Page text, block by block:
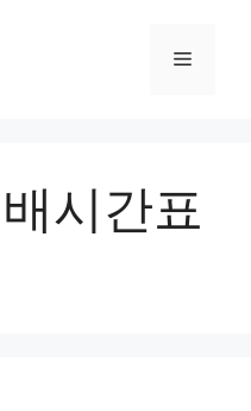
메
시간표